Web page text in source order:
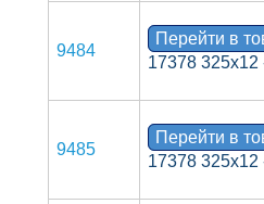
9484
Перейти в
17378 325х12
9485
Перейти в
17378 325х12